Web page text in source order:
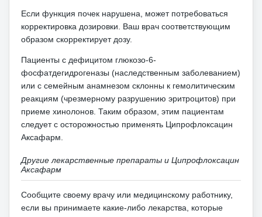
Если функция почек нарушена, может потребоваться
корректировка дозировки. Ваш врач соответствующим
образом скорректирует дозу.
Пациенты с дефицитом глюкозо-6-
фосфатдегидрогеназы (наследственным заболеванием)
или с семейным анамнезом склонны к гемолитическим
реакциям (чрезмерному разрушению эритроцитов) при
приеме хинолонов. Таким образом, этим пациентам
следует с осторожностью применять Ципрофлоксацин
Аксафарм.
Другие лекарственные препараты и Ципрофлоксацин
Аксафарм
Сообщите своему врачу или медицинскому работнику,
если вы принимаете какие-либо лекарства, которые